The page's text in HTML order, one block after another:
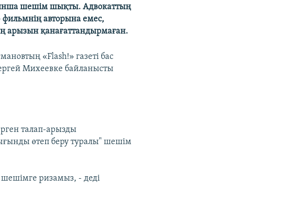
шешім шықты. Адвокаттың
фильмнің авторына емес,
арызын қанағаттандырмаған.
«Flash!» газеті бас
Михеевке байланысты
талап-арызды
өтеп беру туралы" шешім
шешімге ризамыз, - деді